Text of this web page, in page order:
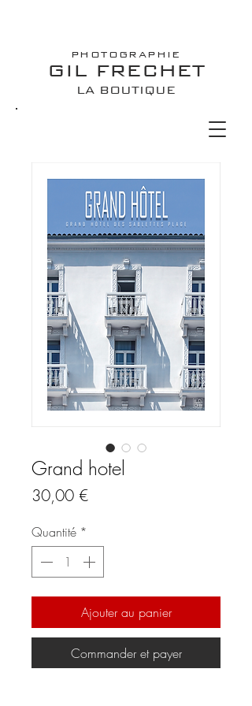
PHOTOGRAPHIE
GIL FRECHET
LA BOUTIQUE
Grand hotel
30,00 €Prix
Quantité *
Ajouter au panier
Commander et payer